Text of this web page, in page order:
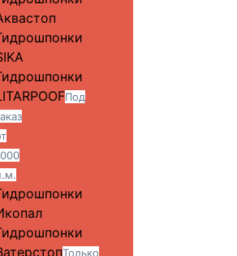
Под
Только